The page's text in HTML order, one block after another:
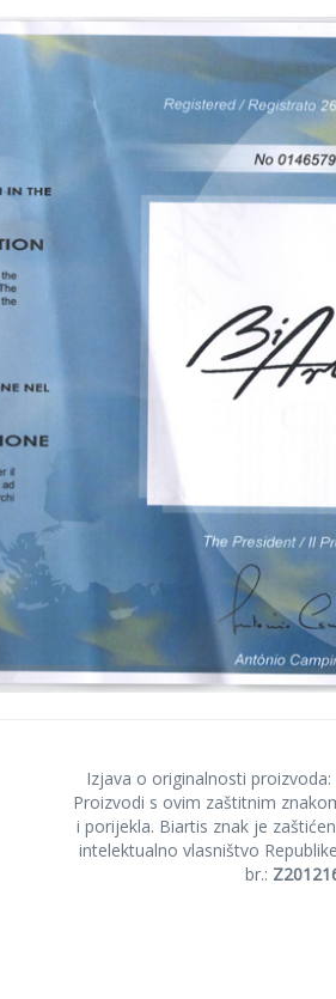
Izjava o originalnosti proizvoda:
Proizvodi s ovim zaštitnim
i porijekla. Biartis znak je
intelektualno vlasništvo
br.: